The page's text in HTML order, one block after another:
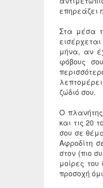
επηρεάζει
Στα μέσα
μήνα, αν
φόβους
ζώδιό σου.
Ο πλανήτης
και τις 20
σου σε
Αφροδίτη
στον (πιο
μοίρες
προσοχή